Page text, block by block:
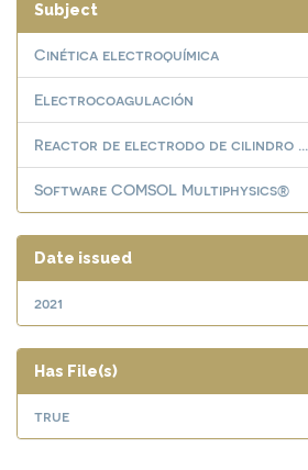
Subject
Cinética electroquímica
Electrocoagulación
Reactor de electrodo de cilindro ...
Software COMSOL Multiphysics®
Date issued
2021
Has File(s)
true